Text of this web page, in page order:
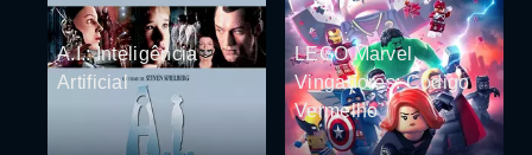
A.I.: Inteligência
Artificial
LEGO Marvel
Vingadores: Código
Vermelho